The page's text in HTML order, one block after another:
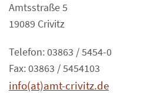
Amtsstraße 5
19089 Crivitz
Telefon: 03863 / 5454-0
Fax: 03863 / 5454103
info(at)amt-crivitz.de